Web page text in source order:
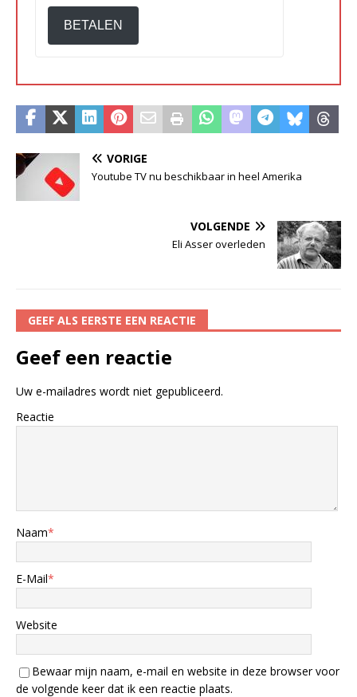
BETALEN
VORIGE
Youtube TV nu beschikbaar in heel Amerika
VOLGENDE
Eli Asser overleden
GEEF ALS EERSTE EEN REACTIE
Geef een reactie
Uw e-mailadres wordt niet gepubliceerd.
Reactie
Naam*
E-Mail*
Website
Bewaar mijn naam, e-mail en website in deze browser voor
de volgende keer dat ik een reactie plaats.